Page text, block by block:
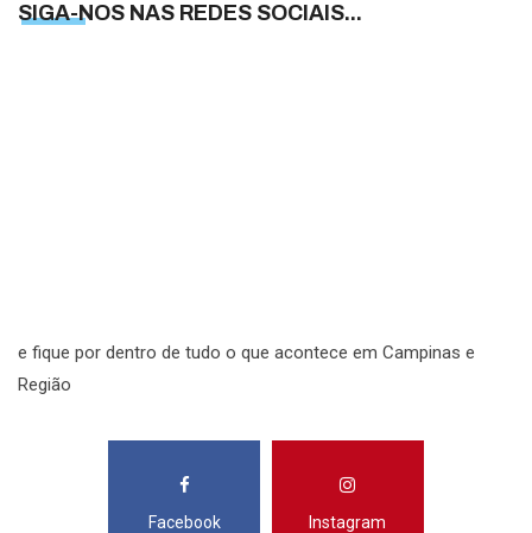
SIGA-NOS NAS REDES SOCIAIS...
e fique por dentro de tudo o que acontece em Campinas e
Região
Facebook Instagram